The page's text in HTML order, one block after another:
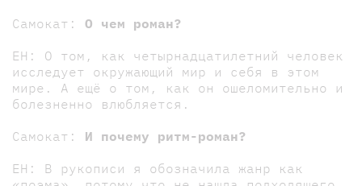
Самокат: О чем роман?
ЕН: О том, как четырнадцатилетний человек
исследует окружающий мир и себя в этом
мире. А ещё о том, как он ошеломительно и
болезненно влюбляется.
Самокат: И почему ритм-роман?
ЕН: В рукописи я обозначила жанр как